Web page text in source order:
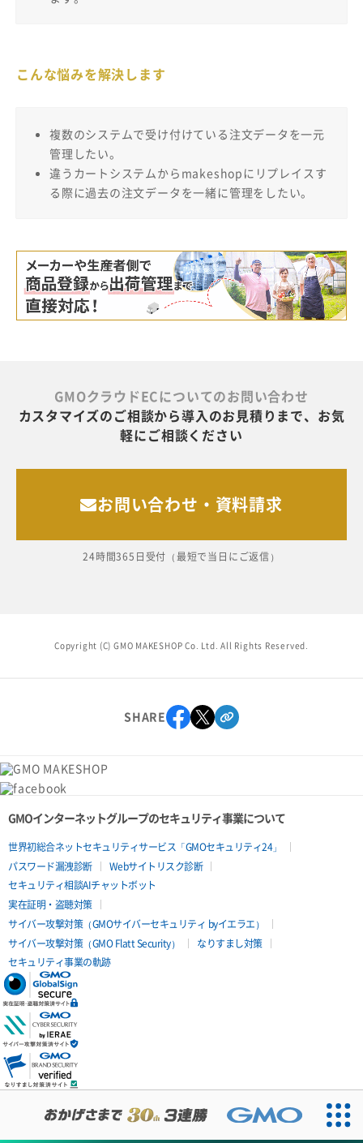
こんな悩みを解決します
複数のシステムで受け付けている注文データを一元
管理したい。
違うカートシステムからmakeshopにリプレイスす
る際に過去の注文データを一緒に管理をしたい。
GMOクラウドECについてのお問い合わせ
カスタマイズのご相談から導入のお見積りまで、お気
軽にご相談ください
お問い合わせ・資料請求
24時間365日受付（最短で当日にご返信）
Copyright (C) GMO MAKESHOP Co. Ltd. All Rights Reserved.
SHARE
GMOインターネットグループのセキュリティ事業について
世界初総合ネットセキュリティサービス「GMOセキュリティ24」
パスワード漏洩診断
Webサイトリスク診断
セキュリティ相談AIチャットボット
実在証明・盗聴対策
サイバー攻撃対策（GMOサイバーセキュリティ byイエラエ）
サイバー攻撃対策（GMO Flatt Security）
なりすまし対策
セキュリティ事業の軌跡